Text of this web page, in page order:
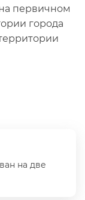
на две
первичном
города